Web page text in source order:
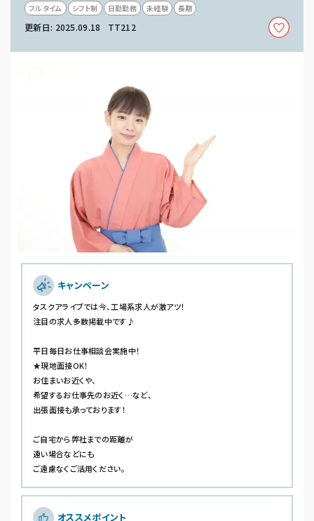
フルタイム シフト制 日勤勤務 未経験 長期
更新日: 2025.09.18 TT212
キャンペーン
タスクアライブでは今、工場系求人が激アツ！
注目の求人多数掲載中です♪
平日毎日お仕事相談会実施中！
★現地面接OK！
お住まいお近くや、
希望するお仕事先のお近く…など、
出張面接も承っております！
ご自宅から弊社までの距離が
遠い場合などにも
ご遠慮なくご活用ください。
オススメポイント